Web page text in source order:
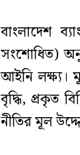
বাংলাদেশ
সংশোধিত)
আইনি লক্ষ্য।
বৃদ্ধি, প্রকৃত
নীতির মূল